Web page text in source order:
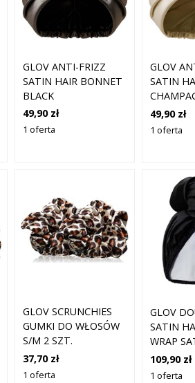
GLOV ANTI-FRIZZ
SATIN HAIR BONNET
BLACK
49,90 zł
1 oferta
GLOV
SATIN
49,90 zł
1 oferta
GLOV SCRUNCHIES
GUMKI DO WŁOSÓW
S/M 2 SZT.
37,70 zł
1 oferta
GLOV
SATIN
WRAP
109,90 zł
1 oferta